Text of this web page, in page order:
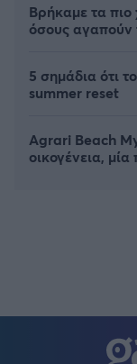
Βρήκαμε τα
όσους αγαπούν
5 σημάδια ότι
summer reset
Agrari Beach
οικογένεια,